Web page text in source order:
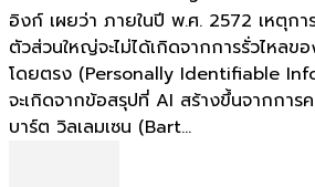
อิงก์ เผยว่า ภายในปี พ.ศ. 2572 เหตุกา
ตัวส่วนใหญ่จะไม่ได้เกิดจากการรั่วไหล
โดยตรง (Personally Identifiable
จะเกิดจากข้อสรุปที่ AI สร้างขึ้นจากการ
บาร์ต วิลเลมเซน (Bart...